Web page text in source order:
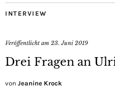
INTERVIEW
Veröffentlicht am 23. Juni 2019
Drei Fragen an
von Jeanine Krock